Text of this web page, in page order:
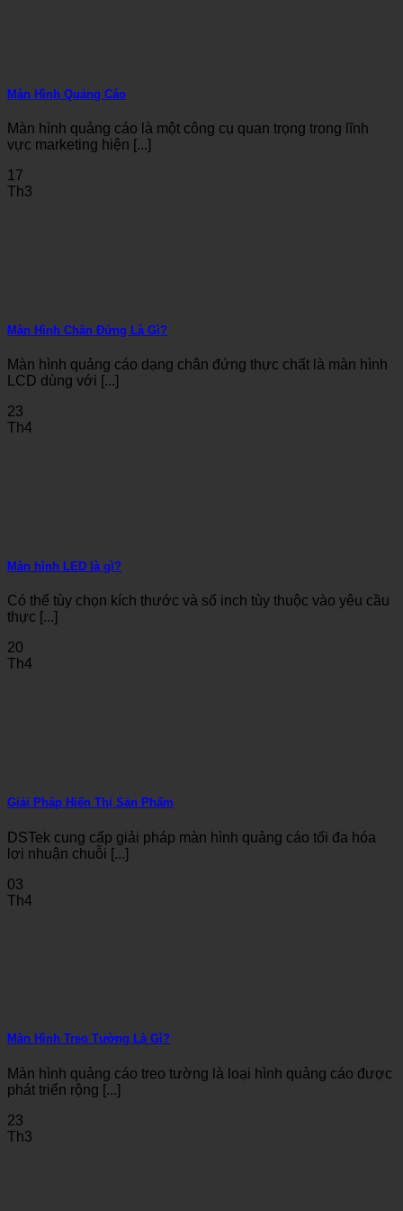
Màn Hình Quảng Cáo
Màn hình quảng cáo là một công cụ quan trọng trong lĩnh
vực marketing hiện [...]
17
Th3
Màn Hình Chân Đứng Là Gì?
Màn hình quảng cáo dạng chân đứng thực chất là màn hình
LCD dùng với [...]
23
Th4
Màn hình LED là gì?
Có thể tùy chọn kích thước và số inch tùy thuộc vào yêu cầu
thực [...]
20
Th4
Giải Pháp Hiển Thị Sản Phẩm
DSTek cung cấp giải pháp màn hình quảng cáo tối đa hóa
lợi nhuận chuỗi [...]
03
Th4
Màn Hình Treo Tường Là Gì?
Màn hình quảng cáo treo tường là loại hình quảng cáo được
phát triển rộng [...]
23
Th3